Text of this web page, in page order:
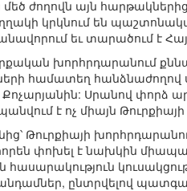
մեծ ժողովն այն
կրկնում են
եւ տարածում է
խորհրդարանում
համատեղ հանձնաժողով
Սրանով փորձ
է ոչ միայն Թուրքիայի
Թուրքիայի
փոխել է նախկին
ընտրվելով